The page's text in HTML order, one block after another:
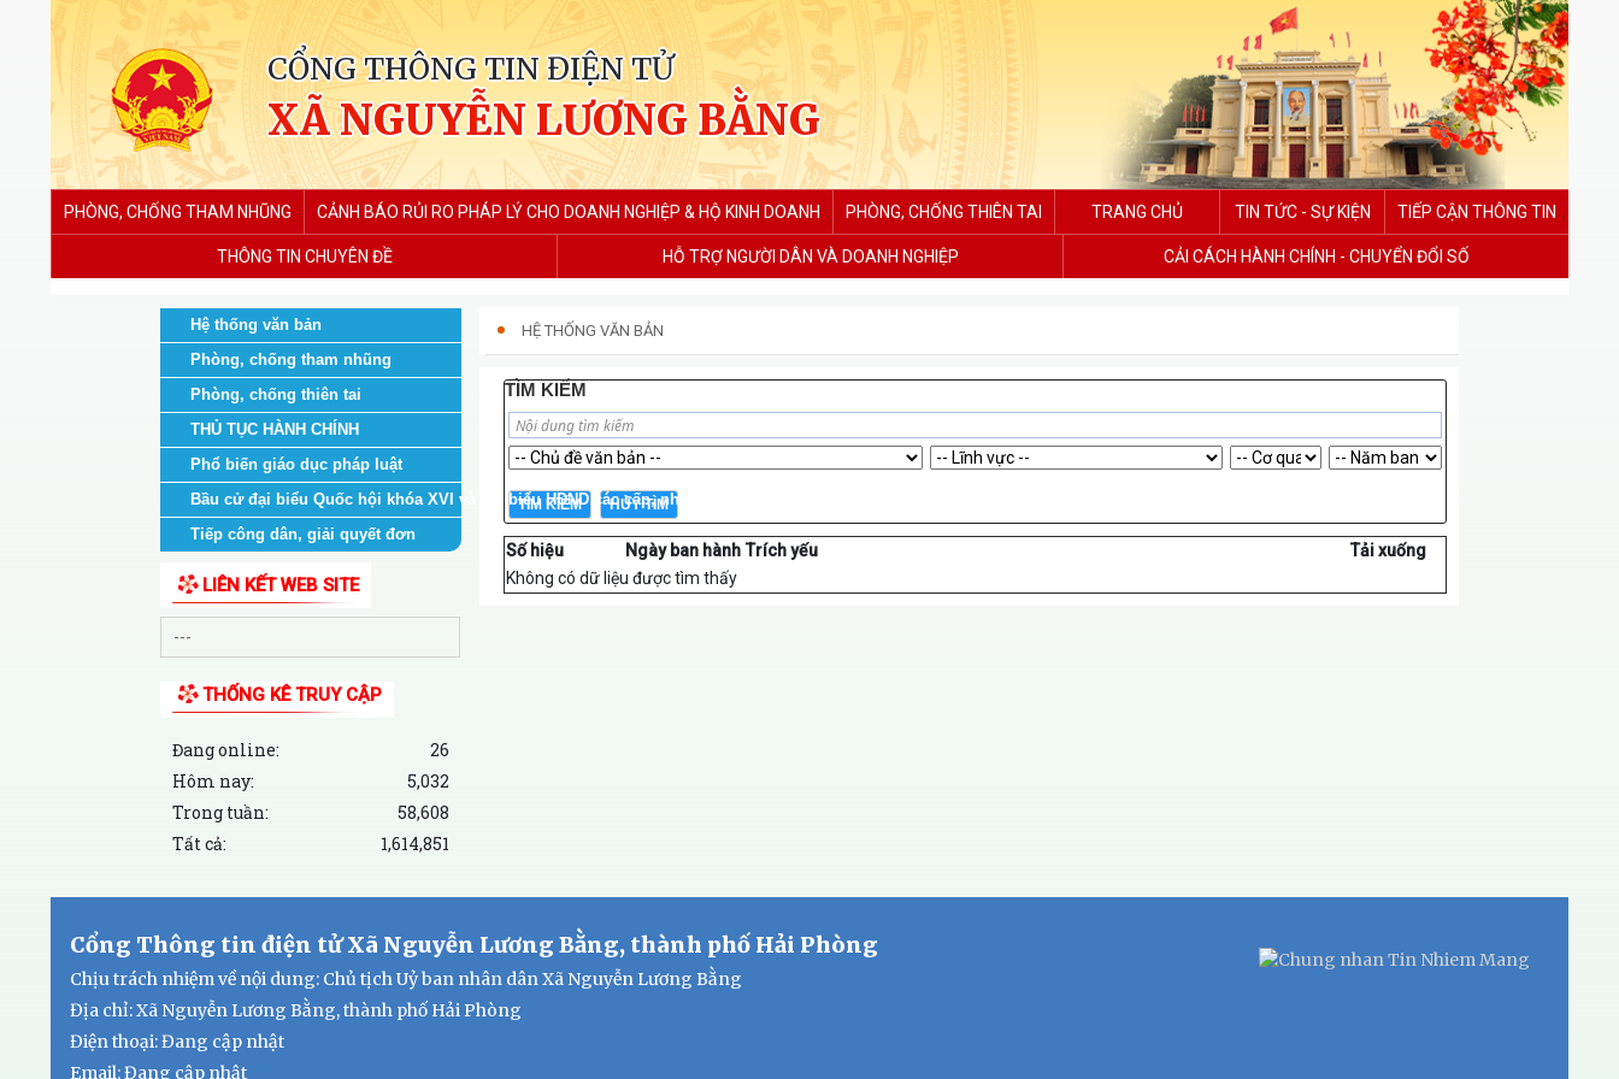
CỔNG THÔNG TIN ĐIỆN TỬ
XÃ NGUYỄN LƯƠNG BẰNG
PHÒNG, CHỐNG THAM NHŨNG CẢNH BÁO RỦI RO PHÁP LÝ CHO DOANH NGHIỆP & HỘ KINH DOANH PHÒNG, CHỐNG THIÊN TAI TRANG CHỦ TIN TỨC - SỰ KIỆN TIẾP CẬN THÔNG TIN
THÔNG TIN CHUYÊN ĐỀ HỖ TRỢ NGƯỜI DÂN VÀ DOANH NGHIỆP CẢI CÁCH HÀNH CHÍNH - CHUYỂN ĐỔI SỐ
Hệ thống văn bản
Phòng, chống tham nhũng
Phòng, chống thiên tai
THỦ TỤC HÀNH CHÍNH
Sở khoa học và công nghệ
Phổ biến giáo dục pháp luật
Bầu cử đại biểu Quốc hội khóa XVI và đại biểu HĐND các cấp, nhiệm kỳ 2021 - 2026
Tiếp công dân, giải quyết đơn
LIÊN KẾT WEB SITE
THỐNG KÊ TRUY CẬP
Đang online:
26
Hôm nay:
5,032
Trong tuần:
58,608
Tất cả:
1,614,851
HỆ THỐNG VĂN BẢN
TÌM KIẾM
Số hiệu Ngày ban hành Trích yếu
Tải xuống
Không có dữ liệu được tìm thấy
Cổng Thông tin điện tử Xã Nguyễn Lương Bằng, thành phố Hải Phòng
Chịu trách nhiệm về nội dung: Chủ tịch Uỷ ban nhân dân Xã Nguyễn Lương Bằng
Địa chỉ: Xã Nguyễn Lương Bằng, thành phố Hải Phòng
Điện thoại: Đang cập nhật
Email:Đang cập nhật